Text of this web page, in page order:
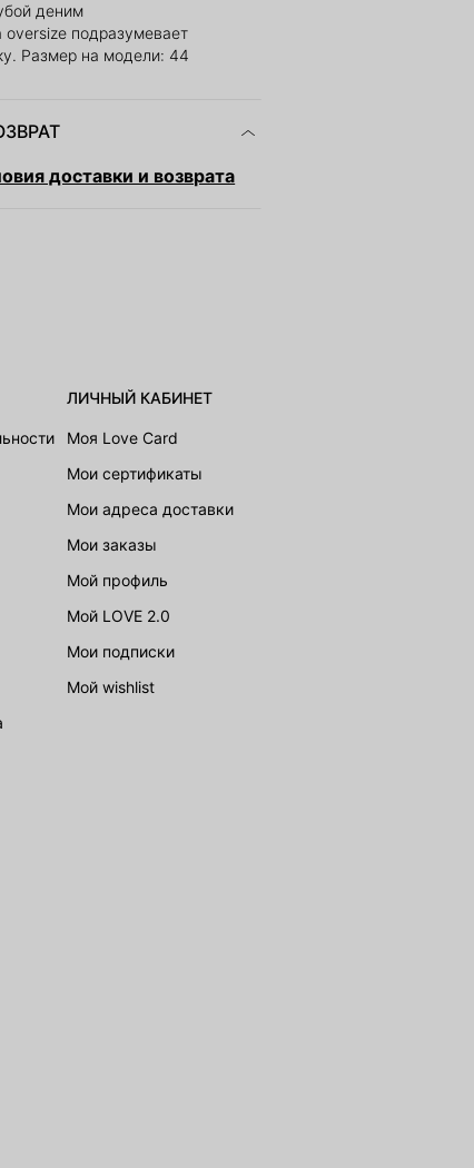
деним
подразумевает
Размер на модели: 44
доставки и возврата
ЛИЧНЫЙ КАБИНЕТ
Моя Love Card
Мои сертификаты
Мои адреса доставки
Мои заказы
Мой профиль
Мой LOVE 2.0
Мои подписки
Мой wishlist